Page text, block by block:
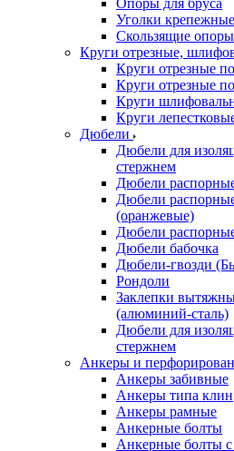
Опоры для бруса
Уголки крепежные
Скользящие
Круги отрезные,
Круги отрезные
Круги отрезные
Круги
Круги
Дюбели
Дюбели для
стержнем
Дюбели
Дюбели
(оранжевые)
Дюбели
Дюбели бабочка
Дюбели-гвозди
Рондоли
Заклепки
(алюминий-сталь)
Дюбели для
стержнем
Анкеры и
Анкеры забивные
Анкеры типа клин
Анкеры рамные
Анкерные болты
Анкерные болты